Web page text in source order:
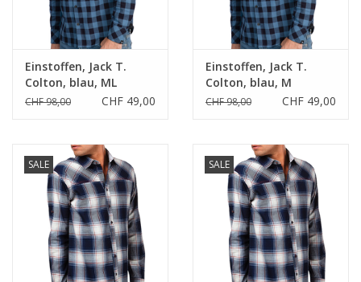
Einstoffen, Jack T.
Colton, blau, ML
CHF 98,00 CHF 49,00
Einstoffen, Jack T.
Colton, blau, M
CHF 98,00 CHF 49,00
SALE SALE